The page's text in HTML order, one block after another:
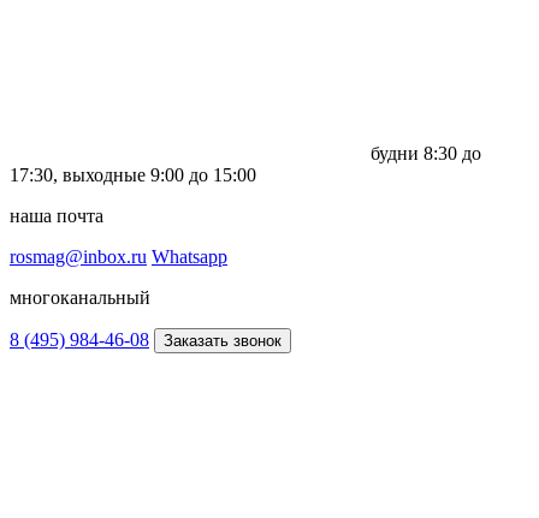
будни 8:30 до
17:30, выходные 9:00 до 15:00
наша почта
rosmag@inbox.ru Whatsapp
многоканальный
8 (495) 984-46-08 Заказать звонок